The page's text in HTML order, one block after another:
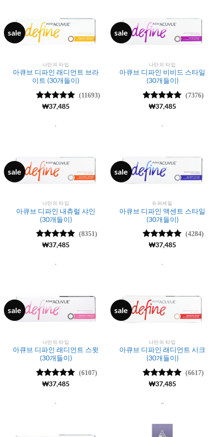
sale
나만의 타입
아큐브 디파인 래디언트 브라
이트 (30개들이)
5 중에서
(11693)
₩37,485
.
sale
나만의 타입
아큐브 디파인 비비드 스타일
(30개들이)
5 중에서
(7376)
₩37,485
.
sale
나만의 타입
아큐브 디파인 내츄럴 샤인
(30개들이)
5 중에서
(8351)
₩37,485
.
sale
슈퍼세일
아큐브 디파인 액센트 스타일
(30개들이)
5 중에서
(4284)
₩37,485
.
sale
나만의 타입
아큐브 디파인 래디언트 스윗
(30개들이)
5 중에서
(6107)
₩37,485
.
sale
나만의 타입
아큐브 디파인 래디언트 시크
(30개들이)
5 중에서
(6617)
₩37,485
..